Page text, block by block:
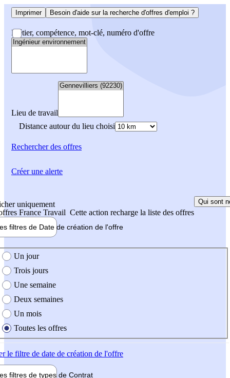
Imprimer Besoin d'aide sur la recherche d'offres d'emploi ?
Métier, compétence, mot-clé, numéro d'offre
Lieu de travail
Distance autour du lieu choisi
Rechercherdes offres
uniquement
France Travail Cette action recharge la liste des offres
Qui sont
filtres de Date de création de l'offre
création de l'offre
Un jour
Trois jours
Une semaine
Deux semaines
Un mois
Toutes les offres
le filtre de date de création de l'offre
filtres de types de Contrat
Créer une alerte